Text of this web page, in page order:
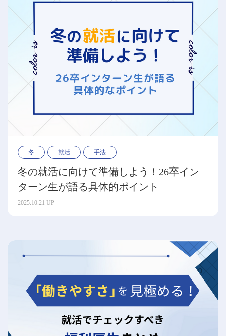
冬 就活 手法
冬の就活に向けて準備しよう！26卒イン
ターン生が語る具体的ポイント
2025.10.21 UP